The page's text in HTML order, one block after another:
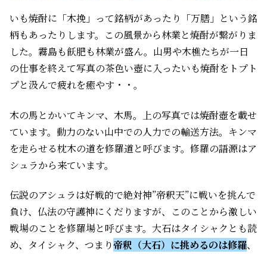
いも焼酎に「木挽」って銘柄があったり「万膳」という銘
柄もあったりします。この風景から林業と焼酎が繋がりま
した。霧島も飫肥も林業が盛ん。山男や木樵たちが一日
の仕事を終えて写真の茶色い壺に入ったいも焼酎をトプト
プと汲んで疲れを癒やす・・。
木の馬とかいてキンマ、木馬。上の写真では焼酎壺を載せ
ています。動力のない山中での人力での輸送方法。キンマ
を走らせる枕木の道を修羅道と呼びます。修羅の語源はア
シュラから来ています。
伝説のアシュラは好戦的で絶対神”帝釈天”に戦いを挑んで
負け、仏法の守護神にくだりますが、このことから激しい
戦場のことを修羅場と呼びます。大石はタイシャクとも読
め、タイシャク、つまり帝釈（大石）に挑めるのは修羅、